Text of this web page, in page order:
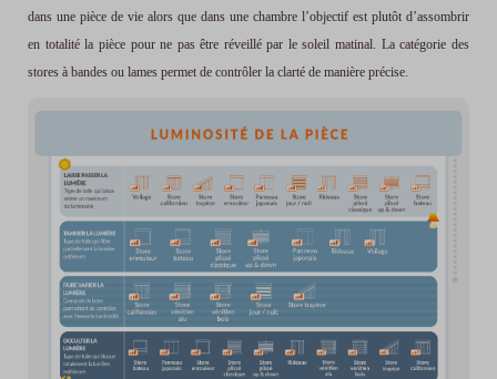
dans une pièce de vie alors que dans une chambre l’objectif est plutôt d’assombrir
en totalité la pièce pour ne pas être réveillé par le soleil matinal. La catégorie des
stores à bandes ou lames permet de contrôler la clarté de manière précise.